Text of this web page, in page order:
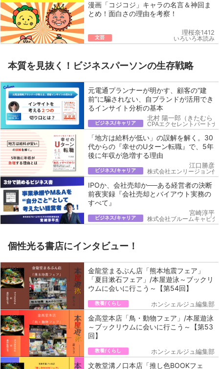
漫画「コジコジ」キャラの名言＆神回ま
とめ！面白さの理由を考察！
文芸
理桜奈1412
いろいろ本読み
本質を見抜く！ビジネスパーソンの生存戦略
元電通プランナーが明かす、顧客の“建
前”に騙されない、自ブランドが活用でき
るインサイト分析の基本
ビジネス/キャリア
北村 陽一郎（きたむら
CPAエクセレントパート
「地方は給料が低い」の誤解を解く。30
代からの『幸せのUターン転職』で、5年
後に年収が急増する理由
ビジネス/キャリア
江口勝彦
株式会社エンリージョン代
IPOか、会社売却か──ある経営者の決断
前夜実録『会社売却とバイアウト実務の
すべて』
ビジネス/キャリア
宮崎淳平
株式会社ブルームキャピ
個性光る書店にインタビュー！
金龍堂まるぶん店「熊本地震フェア」
「夏目漱石フェア」/本屋遊泳～ブックリ
ウムに会いに行こう～【第54回】
教養/くらし ホンシェルジュ編集部
金高堂本店「鳥・動物フェア」/本屋遊泳
～ブックリウムに会いに行こう～【第53
回】
教養/くらし ホンシェルジュ編集部
文教堂溝ノ口本店「推し色BOOKフェ